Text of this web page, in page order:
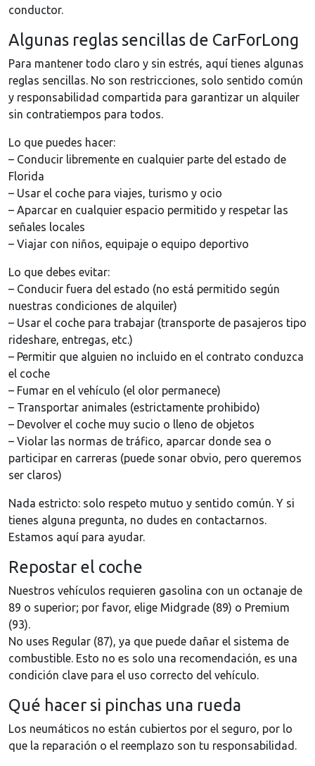
conductor.
Algunas reglas sencillas de CarForLong
Para mantener todo claro y sin estrés, aquí tienes algunas
reglas sencillas. No son restricciones, solo sentido común
y responsabilidad compartida para garantizar un alquiler
sin contratiempos para todos.
Lo que puedes hacer:
– Conducir libremente en cualquier parte del estado de
Florida
– Usar el coche para viajes, turismo y ocio
– Aparcar en cualquier espacio permitido y respetar las
señales locales
– Viajar con niños, equipaje o equipo deportivo
Lo que debes evitar:
– Conducir fuera del estado (no está permitido según
nuestras condiciones de alquiler)
– Usar el coche para trabajar (transporte de pasajeros tipo
rideshare, entregas, etc.)
– Permitir que alguien no incluido en el contrato conduzca
el coche
– Fumar en el vehículo (el olor permanece)
– Transportar animales (estrictamente prohibido)
– Devolver el coche muy sucio o lleno de objetos
– Violar las normas de tráfico, aparcar donde sea o
participar en carreras (puede sonar obvio, pero queremos
ser claros)
Nada estricto: solo respeto mutuo y sentido común. Y si
tienes alguna pregunta, no dudes en contactarnos.
Estamos aquí para ayudar.
Repostar el coche
Nuestros vehículos requieren gasolina con un octanaje de
89 o superior; por favor, elige Midgrade (89) o Premium
(93).
No uses Regular (87), ya que puede dañar el sistema de
combustible. Esto no es solo una recomendación, es una
condición clave para el uso correcto del vehículo.
Qué hacer si pinchas una rueda
Los neumáticos no están cubiertos por el seguro, por lo
que la reparación o el reemplazo son tu responsabilidad.